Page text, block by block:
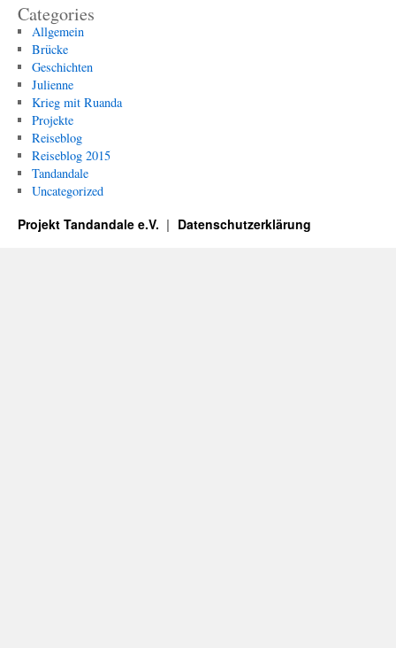
Categories
Allgemein
Brücke
Geschichten
Julienne
Krieg mit Ruanda
Projekte
Reiseblog
Reiseblog 2015
Tandandale
Uncategorized
Projekt Tandandale e.V. Datenschutzerklärung